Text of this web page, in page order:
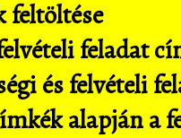
feltöltése
feladat
és felvételi
alapján a